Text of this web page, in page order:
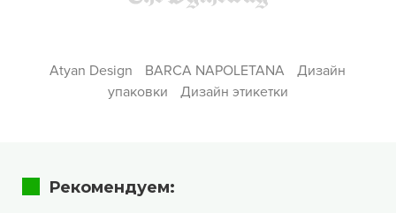
Atyan Design BARCA NAPOLETANA
Дизайн
упаковки
Дизайн этикетки
Рекомендуем: